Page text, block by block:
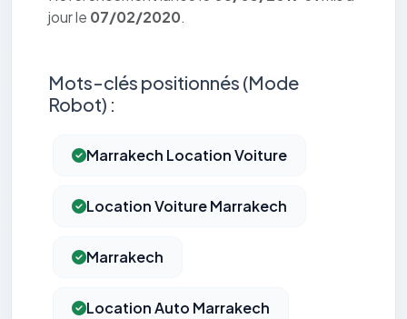
jour le 07/02/2020.
Mots-clés positionnés (Mode
Robot) :
Marrakech Location Voiture
Location Voiture Marrakech
Marrakech
Location Auto Marrakech